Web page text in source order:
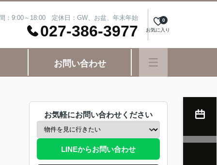
：9:00～18:00 定休日：GW、お盆、年末年始
027-386-3977 お気に入り
0
お問い合わせ
お気軽にお問い合わせください
LINEからお問い合わせ